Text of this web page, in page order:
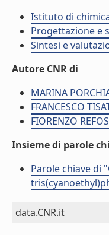
Istituto di
Progettazione e
Sintesi e
Autore CNR di
MARINA
FRANCESCO
FIORENZO
Insieme di parole
Parole chiave di
data.CNR.it